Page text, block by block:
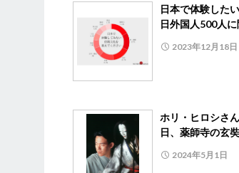
日本で体験した
日外国人500人
2023年12月18日
ホリ・ヒロシさ
日、薬師寺の玄
2024年5月1日